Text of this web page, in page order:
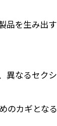
品を生み出す
異なるセクシ
のカギとなる